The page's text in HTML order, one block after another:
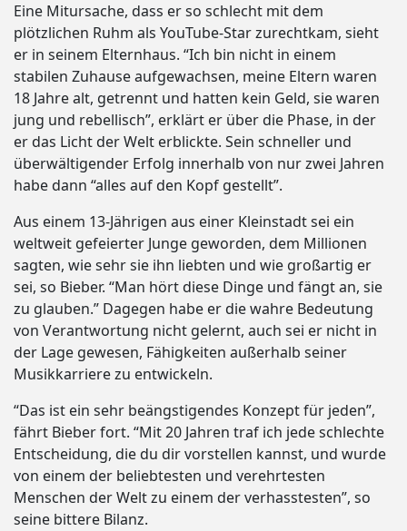
Eine Mitursache, dass er so schlecht mit dem
plötzlichen Ruhm als YouTube-Star zurechtkam, sieht
er in seinem Elternhaus. “Ich bin nicht in einem
stabilen Zuhause aufgewachsen, meine Eltern waren
18 Jahre alt, getrennt und hatten kein Geld, sie waren
jung und rebellisch”, erklärt er über die Phase, in der
er das Licht der Welt erblickte. Sein schneller und
überwältigender Erfolg innerhalb von nur zwei Jahren
habe dann “alles auf den Kopf gestellt”.
Aus einem 13-Jährigen aus einer Kleinstadt sei ein
weltweit gefeierter Junge geworden, dem Millionen
sagten, wie sehr sie ihn liebten und wie großartig er
sei, so Bieber. “Man hört diese Dinge und fängt an, sie
zu glauben.” Dagegen habe er die wahre Bedeutung
von Verantwortung nicht gelernt, auch sei er nicht in
der Lage gewesen, Fähigkeiten außerhalb seiner
Musikkarriere zu entwickeln.
“Das ist ein sehr beängstigendes Konzept für jeden”,
fährt Bieber fort. “Mit 20 Jahren traf ich jede schlechte
Entscheidung, die du dir vorstellen kannst, und wurde
von einem der beliebtesten und verehrtesten
Menschen der Welt zu einem der verhasstesten”, so
seine bittere Bilanz.